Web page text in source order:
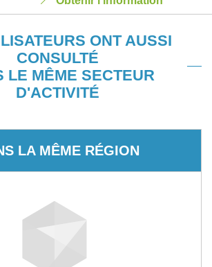
ONT AUSSI
CONSULTÉ
LE MÊME SECTEUR
D'ACTIVITÉ
LA MÊME RÉGION